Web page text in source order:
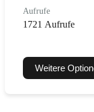
Aufrufe
1721 Aufrufe
Weitere